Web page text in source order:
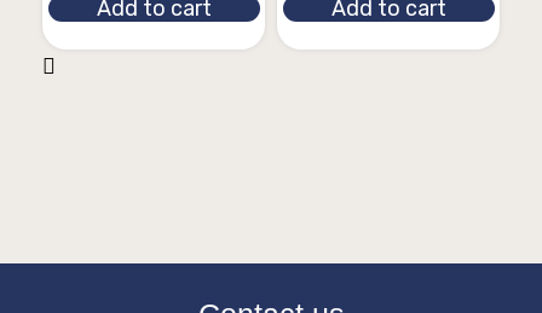
Add to cart Add to cart